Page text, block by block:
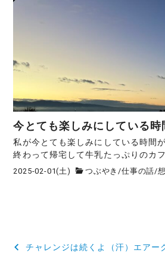
今とても楽しみにしている時
私が今とても楽しみにしている時間
終わって帰宅して牛乳たっぷりのカ
2025-02-01(土) つぶやき /仕事の話/
投
チャレンジは続くよ（汗）エアー